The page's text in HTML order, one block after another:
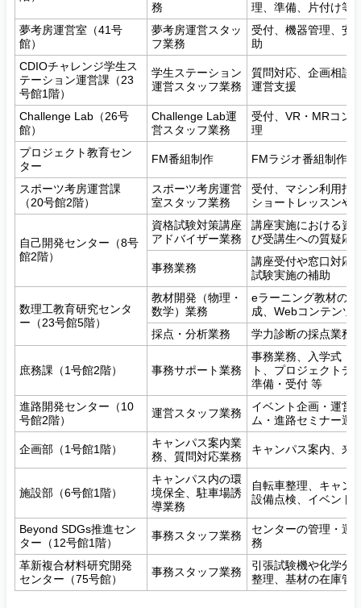
務
理、準備、片付け等
夢考房運営室（41号
館）
夢考房運営スタッ
フ業務
受付、機器管理、安
助
CDIOチャレンジ学生ス
テーション運営課（23
号館1階）
学生ステーション
運営スタッフ業務
質問対応、企画相談
運営支援
Challenge Lab（26号
館）
Challenge Lab運
営スタッフ業務
受付、VR・MRコン
理
プロジェクト教育セン
ター
FM番組制作 FMラジオ番組制作
スポーツ考房運営課
（20号館2階）
スポーツ考房運営
室スタッフ業務
受付、マシン利用指
ショートレッスンや
自己開発センター（8号
館2階）
資格試験対策講座
アドバイザー業務
講座実施における資
び受講生への質疑応
事務業務
講座受付や窓口対応
試験実施の補助
数理工教育研究センタ
ー（23号館5階）
教材開発（物理・
数学）業務
eラーニング教材の
成、Webコンテンツ
採点・分析業務
学力診断の採点業務
庶務課（1号館2階） 事務サポート業務
事務業務、入学式・
ト、プロジェクト
準備・受付 等
進路開発センター（10
号館2階）
運営スタッフ業務
イベント企画・運営
ム・進路セミナー運
企画部（1号館1階）
キャンパス案内業
務、質問対応業務
キャンパス案内、来
施設部（6号館1階）
キャンパス内の環
境保全、駐車場誘
導業務
自転車整理、キャン
設備点検、イベント
Beyond SDGs推進セン
ター（12号館1階）
事務スタッフ業務
センターの管理・運
務
革新複合材料研究開発
センター（75号館）
事務スタッフ業務
引張試験機や化学分
整理、基材の在庫管